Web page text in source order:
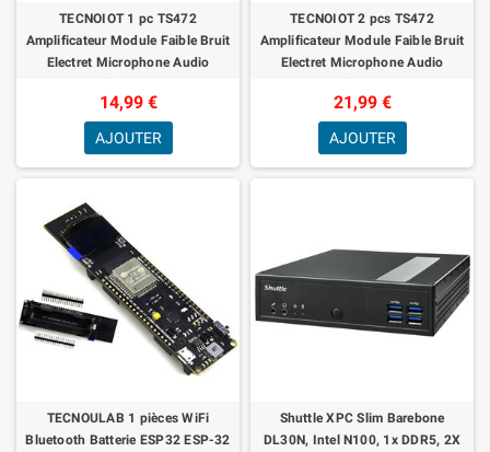
TECNOIOT 1 pc TS472
Amplificateur Module Faible Bruit
Electret Microphone Audio
Préamplificateur Conseil
14,99 €
AJOUTER
TECNOIOT 2 pcs TS472
Amplificateur Module Faible Bruit
Electret Microphone Audio
Préamplificateur Conseil
21,99 €
AJOUTER
TECNOULAB 1 pièces WiFi
Bluetooth Batterie ESP32 ESP-32
Shuttle XPC Slim Barebone
DL30N, Intel N100, 1x DDR5, 2X